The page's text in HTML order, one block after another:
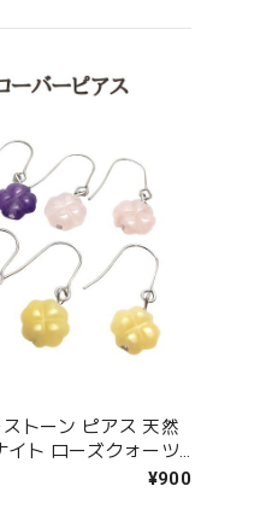
トーン ピアス 天然
イト ローズクォーツ
タル 水晶 アクセサリ
¥900